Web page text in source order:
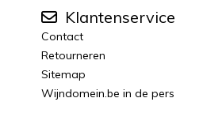
Klantenservice
Contact
Retourneren
Sitemap
Wijndomein.be in de pers